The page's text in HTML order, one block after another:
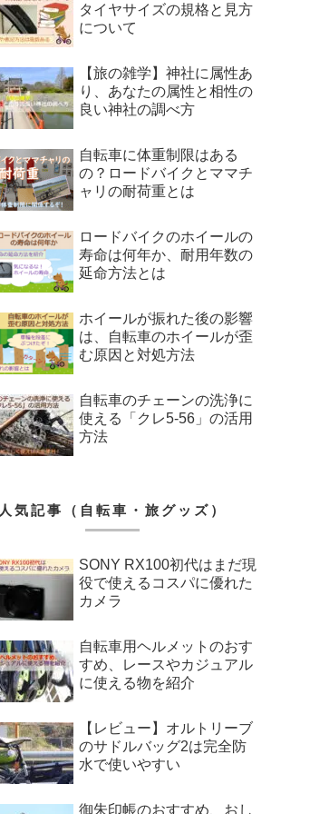
タイヤサイズの規格と見方
について
【旅の雑学】神社に属性あ
り、あなたの属性と相性の
良い神社の調べ方
自転車に体重制限はある
の？ロードバイクとママチ
ャリの耐荷重とは
ロードバイクのホイールの
寿命は何年か、耐用年数の
延命方法とは
ホイールが振れた後の影響
は、自転車のホイールが歪
む原因と対処方法
自転車のチェーンの洗浄に
使える「クレ5-56」の活用
方法
人気記事（自転車・旅グッズ）
SONY RX100初代はまだ現
役で使えるコスパに優れた
カメラ
自転車用ヘルメットのおす
すめ、レースやカジュアル
に使える物を紹介
【レビュー】オルトリーブ
のサドルバッグ2は完全防
水で使いやすい
御朱印帳のおすすめ、おし